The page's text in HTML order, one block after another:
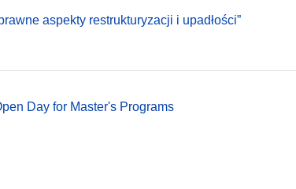
aspekty restrukturyzacji i upadłości”
Day for Master's Programs